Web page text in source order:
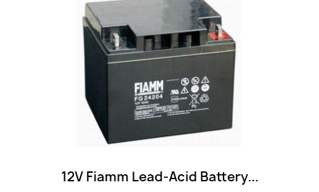
12V Fiamm Lead-Acid Battery...